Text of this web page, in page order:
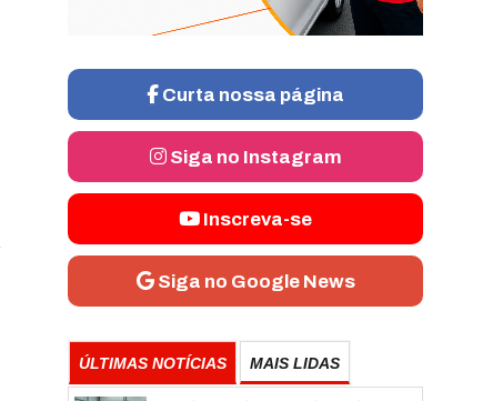
Curta nossa página
Siga no Instagram
Inscreva-se
Siga no Google News
ÚLTIMAS NOTÍCIAS MAIS LIDAS